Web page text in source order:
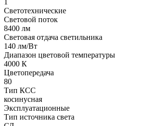
Светотехнические
Световой поток
8400 лм
Световая отдача светильника
140 лм/Вт
Диапазон цветовой температуры
4000 К
Цветопередача
80
Тип КСС
косинусная
Эксплуатационные
Тип источника света